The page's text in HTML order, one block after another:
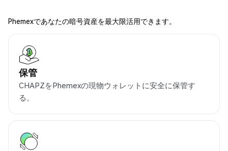
Phemexであなたの暗号資産を最大限活用できます。
保管
CHAPZをPhemexの現物ウォレットに安全に保管す
る。